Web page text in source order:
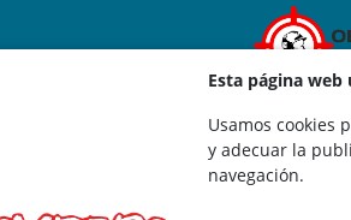
Esta página web
Usamos cookies
y adecuar la
navegación.